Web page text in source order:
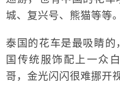
城、复兴号、熊猫等等。
泰国的花车是最吸睛
国传统服饰配上一众
哥，金光闪闪很难挪开